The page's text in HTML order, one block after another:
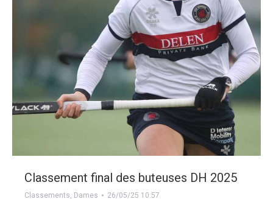
Classement final des buteuses DH 2025
Classements, Dames 26/05/25 10:57